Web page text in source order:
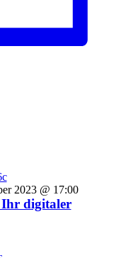
2023 @ 17:00
Ihr digitaler